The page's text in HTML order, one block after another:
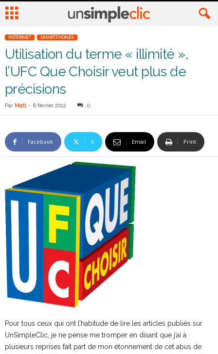
INTERNET SMARTPHONES
Utilisation du terme « illimité »,
l’UFC Que Choisir veut plus de
précisions
Par Matt - 8 février 2012 0
Facebook X Email Print
Pour tous ceux qui ont l’habitude de lire les articles publiés sur
UnSimpleClic, je ne pense me tromper en disant que j’ai à
plusieurs reprises fait part de mon étonnement de cet abus de